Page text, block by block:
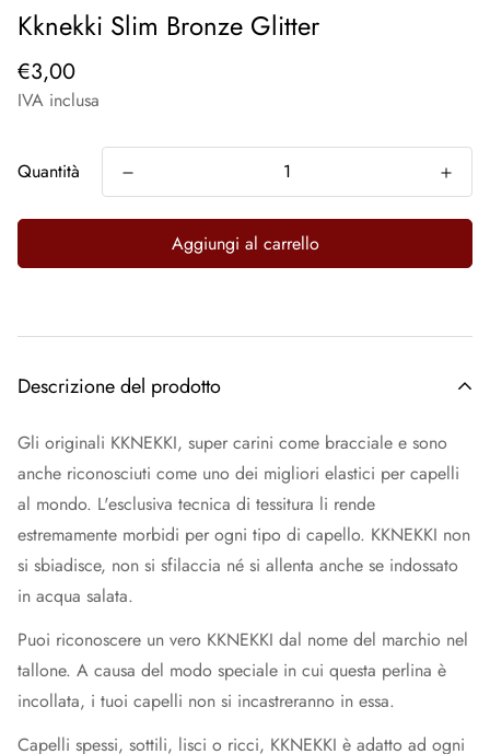
Kknekki Slim Bronze Glitter
€3,00
IVA inclusa
Quantità
Aggiungi al carrello
Descrizione del prodotto
Gli originali KKNEKKI, super carini come bracciale e sono
anche riconosciuti come uno dei migliori elastici per capelli
al mondo. L'esclusiva tecnica di tessitura li rende
estremamente morbidi per ogni tipo di capello. KKNEKKI non
si sbiadisce, non si sfilaccia né si allenta anche se indossato
in acqua salata.
Puoi riconoscere un vero KKNEKKI dal nome del marchio nel
tallone. A causa del modo speciale in cui questa perlina è
incollata, i tuoi capelli non si incastreranno in essa.
Capelli spessi, sottili, lisci o ricci, KKNEKKI è adatto ad ogni